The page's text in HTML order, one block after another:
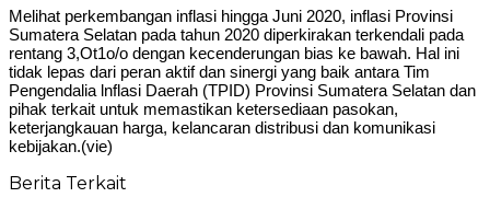
Melihat perkembangan inflasi hingga Juni 2020, inflasi Provinsi
Sumatera Selatan pada tahun 2020 diperkirakan terkendali pada
rentang 3,Ot1o/o dengan kecenderungan bias ke bawah. Hal ini
tidak lepas dari peran aktif dan sinergi yang baik antara Tim
Pengendalia lnflasi Daerah (TPID) Provinsi Sumatera Selatan dan
pihak terkait untuk memastikan ketersediaan pasokan,
keterjangkauan harga, kelancaran distribusi dan komunikasi
kebijakan.(vie)
Berita Terkait